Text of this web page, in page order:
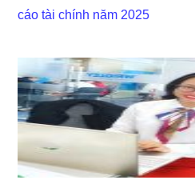
cáo tài chính năm 2025